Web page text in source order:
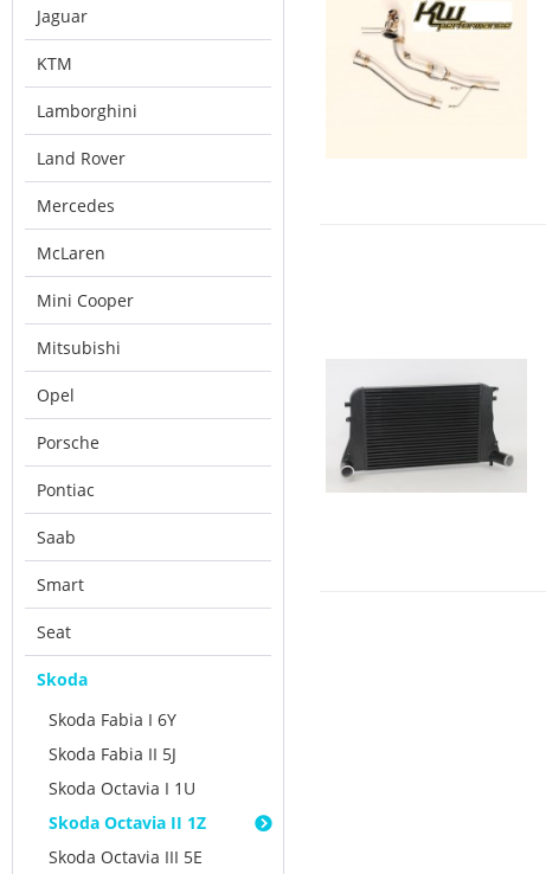
Jaguar
KTM
Lamborghini
Land Rover
Mercedes
McLaren
Mini Cooper
Mitsubishi
Opel
Porsche
Pontiac
Saab
Smart
Seat
Skoda
Skoda Fabia I 6Y
Skoda Fabia II 5J
Skoda Octavia I 1U
Skoda Octavia II 1Z
Skoda Octavia III 5E